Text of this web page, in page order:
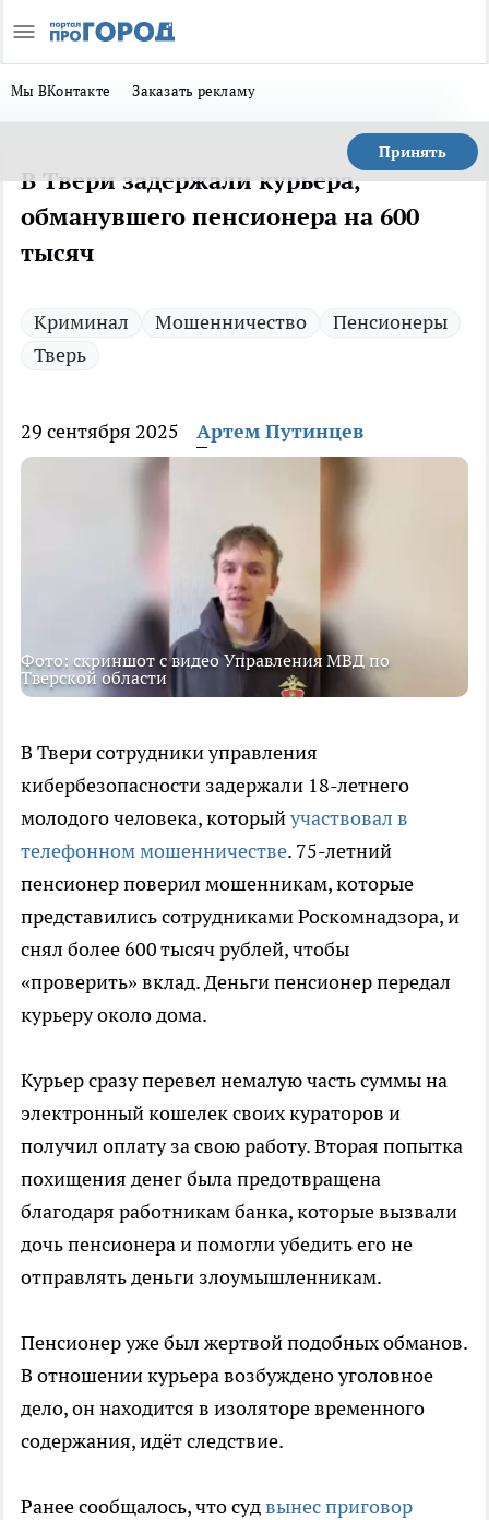
Мы ВКонтакте Заказать рекламу
Принять
В Твери задержали курьера,
обманувшего пенсионера на 600
тысяч
Криминал Мошенничество
Пенсионеры
Тверь
29 сентября 2025 Артем Путинцев
Фото: скриншот с видео Управления МВД по
Тверской области
В Твери сотрудники управления
кибербезопасности задержали 18-летнего
молодого человека, которыйучаствовал в
телефонном мошенничестве. 75-летний
пенсионер поверил мошенникам, которые
представились сотрудниками Роскомнадзора, и
снял более 600 тысяч рублей, чтобы
«проверить» вклад. Деньги пенсионер передал
курьеру около дома.
Курьер сразу перевел немалую часть суммы на
электронный кошелек своих кураторов и
получил оплату за свою работу. Вторая попытка
похищения денег была предотвращена
благодаря работникам банка, которые вызвали
дочь пенсионера и помогли убедить его не
отправлять деньги злоумышленникам.
Пенсионер уже был жертвой подобных обманов.
В отношении курьера возбуждено уголовное
дело, он находится в изоляторе временного
содержания, идёт следствие.
Ранее сообщалось, что судвынес приговор